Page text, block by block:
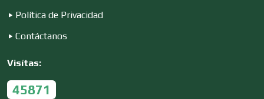
Control de Plagas
Conversiones Automotrices
Política de Privacidad
Contáctanos
Visítas:
45871